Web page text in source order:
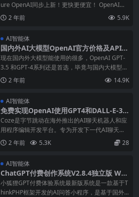
ure OpenAI同步上新！更快更便宜！ OpenAI推
出的GPT-4o mini，以其高效成本和快速交付能
力，助力用户打造卓越的应用程序。该产品在”大
2 年前 5.9K
AI智能体
国内外AI大模型OpenAI官方价格及API说
明
现在国内外大模型能使用的很多，OpenAI GPT-
3.5 和GPT-4系列还是首选，毕竟与国内大模型对
比还是能甩几条街，OpenAI在其官方邮件明确表
示，自7月9日起，OpenAI将开始阻止来自非支持
2 年前 14.9K
AI智能体
免费实现OpenAI使用GPT4和DALL-E-3
绘画功能，通过Coze社区托管的discord-
bot调用OpenAI接口API，coze-discord
-proxy部署详细教程
Coze是字节跳动在海外推出的AI聊天机器人和应
用程序编辑开发平台。专为开发下一代AI聊天机
器人而设计，该平台允许用户无论是否有编程经
验，都能快速创建各种类型的聊天机器人，并轻
上。并轻松部署在不同的社
2 年前 5.3K 28
AI智能体
ChatGPT付费创作系统V2.8.4独立版 WE
B+H5+小程序端 （新增Pika视频+短信宝
+DALL-E-3+Midjourney接口）
小狐狸GPT付费体验系统最新版系统是一款基于T
hinkPHP框架开发的AI问答小程序，是基于国外